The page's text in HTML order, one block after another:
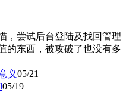
，尝试后台登陆及找回管理
的东西，被攻破了也没有多
义05/21
05/19